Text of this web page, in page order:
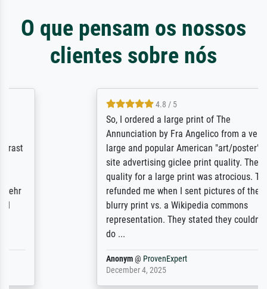
O que pensam os nossos
clientes sobre nós
4.8 / 5
So, I ordered a large print of The
Annunciation by Fra Angelico from a very
large and popular American "art/poster"
site advertising giclee print quality. The
quality for a large print was atrocious. They
refunded me when I sent pictures of the
blurry print vs. a Wikipedia commons
representation. They stated they couldn't
ProvenExpert
December 4, 2025